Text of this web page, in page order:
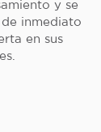
y se
inmediato
en sus